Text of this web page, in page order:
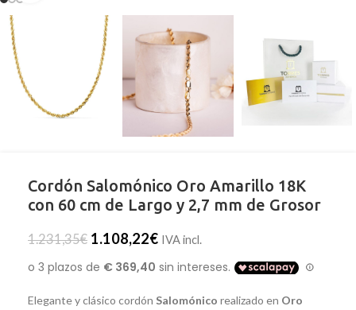
Cordón Salomónico Oro Amarillo 18K
con 60 cm de Largo y 2,7 mm de Grosor
1.231,35€ 1.108,22€ IVA incl.
Elegante y clásico cordón Salomónico realizado en Oro